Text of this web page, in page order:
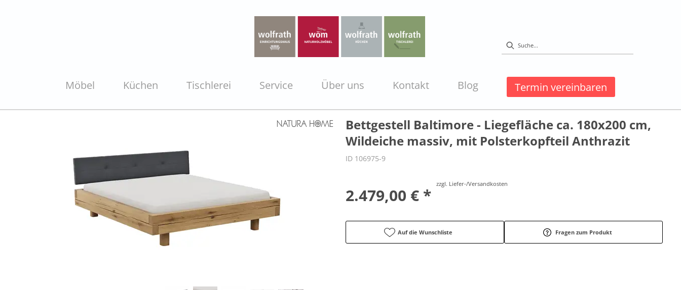
Möbel Küchen Tischlerei Service Über uns Kontakt Blog Termin vereinbaren
Bettgestell Baltimore - Liegefläche ca. 180x200 cm,
Wildeiche massiv, mit Polsterkopfteil Anthrazit
ID 106975-9
2.479,00 € *
zzgl. Liefer-/Versandkosten
Auf die Wunschliste Fragen zum Produkt